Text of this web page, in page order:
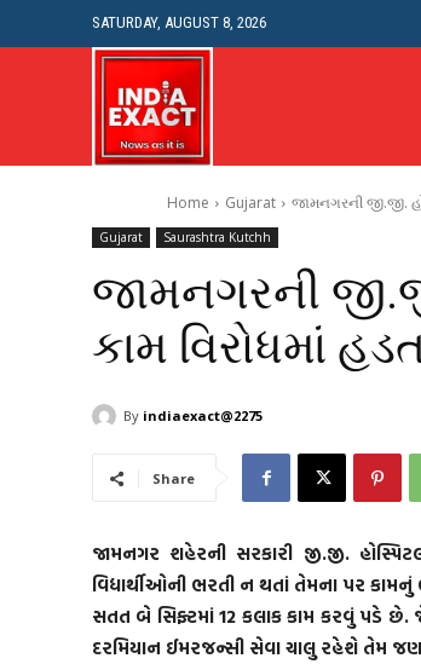
SATURDAY, AUGUST 8, 2026
Home Gujarat જામનગરની જી.જી.
Gujarat Saurashtra Kutchh
જામનગરની
કામ વિરોધમાં
By indiaexact@2275
Share
જામનગર શહેરની સરકારી જી.જી.
વિદ્યાર્થીઓની ભરતી ન થતાં તેમના પર
સતત બે સિફ્ટમાં 12 કલાક કામ કરવું પડે
દરમિયાન ઈમરજન્સી સેવા ચાલુ રહેશે તેમ